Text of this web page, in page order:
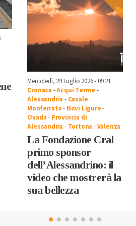
Mercoledì, 29 Luglio 2026 - 09:21
Cronaca -Acqui Terme -
Alessandria - Casale
Monferrato- Novi Ligure-
Ovada- Provincia di
Alessandria - Tortona -Valenza
La Fondazione Cral
primo sponsor
dell’Alessandrino: il
video che mostrerà la
sua bellezza